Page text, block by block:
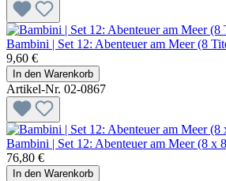
Bambini | Set 12: Abenteuer am Meer (8
9,60 €
In den Warenkorb
Artikel-Nr. 02-0867
Bambini | Set 12: Abenteuer am Meer (8 x
76,80 €
In den Warenkorb